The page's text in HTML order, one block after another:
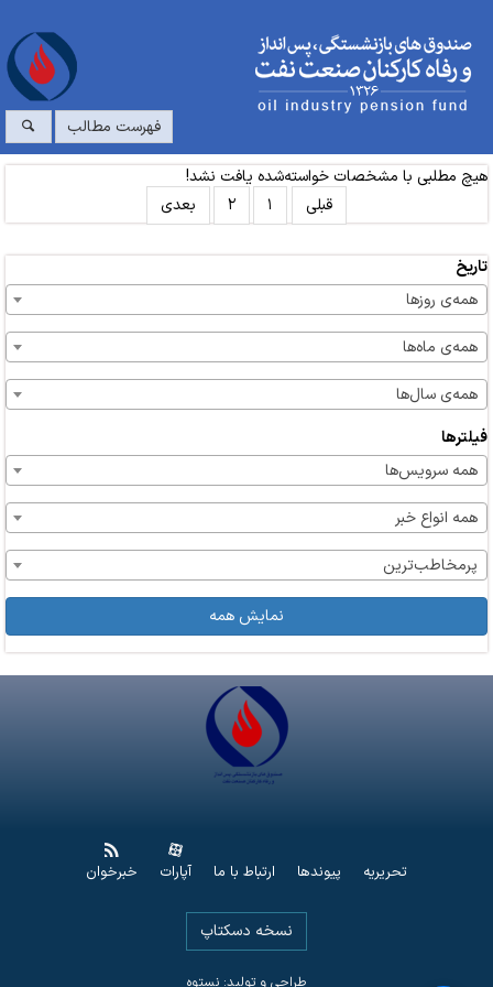
فهرست مطالب
هیچ مطلبی با مشخصات خواسته‌شده یافت نشد!
قبلی
۱ ۲ بعدی
تاریخ
همه‌ی روزها
همه‌ی ماه‌ها
همه‌ی سال‌ها
فیلترها
همه سرویس‌ها
همه انواع خبر
پرمخاطب‌ترین
نمایش همه
تحریریه پیوندها ارتباط با ما آپارات خبرخوان
نسخه دسکتاپ
طراحی و تولید: نستوه